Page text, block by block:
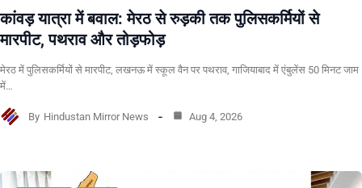
कांवड़ यात्रा में बवाल: मेरठ से रुड़की तक पुलिसकर्मियों से
मारपीट, पथराव और तोड़फोड़
मेरठ में पुलिसकर्मियों से मारपीट, लखनऊ में स्कूल वैन पर पथराव, गाजियाबाद में एंबुलेंस 50 मिनट जाम
में…
By Hindustan Mirror News Aug 4, 2026